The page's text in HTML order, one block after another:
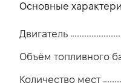
Основные
Двигатель
Объём топливного
Количество мест